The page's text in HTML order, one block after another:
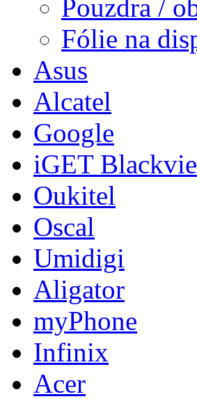
Pouzdra /
Fólie na
Asus
Alcatel
Google
iGET
Oukitel
Oscal
Umidigi
Aligator
myPhone
Infinix
Acer